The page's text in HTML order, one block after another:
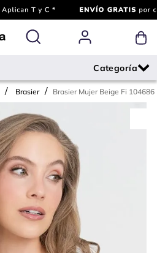
Brasier
Brasier Mujer Beige Fi 104686